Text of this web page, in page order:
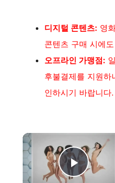
디지털 콘텐츠: 영
콘텐츠 구매 시에
오프라인 가맹점:
후불결제를 지원
인하시기 바랍니다.
Play